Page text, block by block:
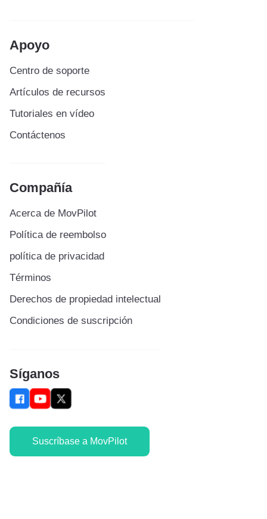
Apoyo
Centro de soporte
Artículos de recursos
Tutoriales en vídeo
Contáctenos
Compañía
Acerca de MovPilot
Política de reembolso
política de privacidad
Términos
Derechos de propiedad intelectual
Condiciones de suscripción
Síganos
Suscríbase a MovPilot